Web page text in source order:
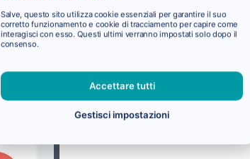
Salve, questo sito utilizza cookie essenziali per garantire il suo
corretto funzionamento e cookie di tracciamento per capire come
interagisci con esso. Questi ultimi verranno impostati solo dopo il
consenso.
Accettare tutti
Gestisci impostazioni